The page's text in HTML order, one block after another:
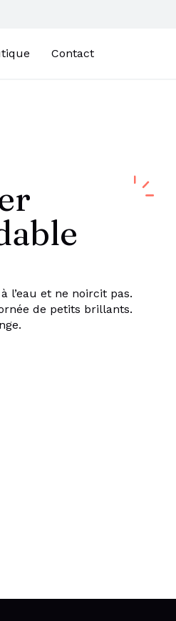
Contact
l’eau et ne noircit pas.
de petits brillants.